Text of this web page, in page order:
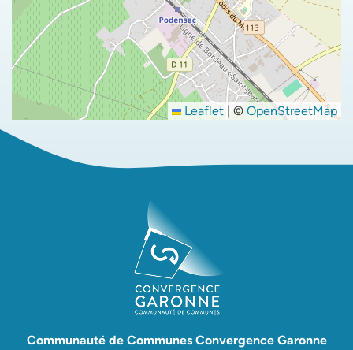
Leaflet | © OpenStreetMap
Communauté de Communes Convergence Garonne